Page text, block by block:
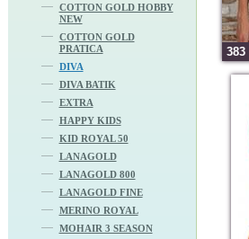
COTTON GOLD HOBBY
NEW
COTTON GOLD
PRATICA
DIVA
DIVA BATIK
EXTRA
HAPPY KIDS
KID ROYAL 50
LANAGOLD
LANAGOLD 800
LANAGOLD FINE
MERINO ROYAL
MOHAIR 3 SEASON
383